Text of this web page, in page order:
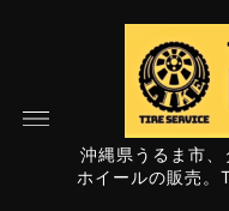
沖縄県うるま市
ホイールの販売